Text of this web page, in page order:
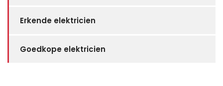
Erkende elektricien
Goedkope elektricien